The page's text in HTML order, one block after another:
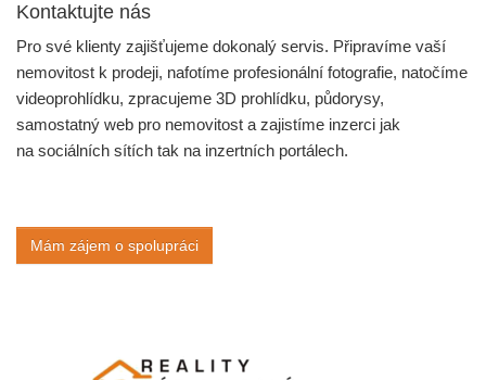
Kontaktujte nás
Pro své klienty zajišťujeme dokonalý servis. Připravíme vaší
nemovitost k prodeji, nafotíme profesionální fotografie, natočíme
videoprohlídku, zpracujeme 3D prohlídku, půdorysy,
samostatný web pro nemovitost a zajistíme inzerci jak
na sociálních sítích tak na inzertních portálech.
Mám zájem o spolupráci